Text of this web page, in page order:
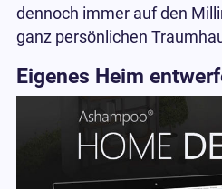
dennoch immer auf den
ganz persönlichen
Eigenes Heim